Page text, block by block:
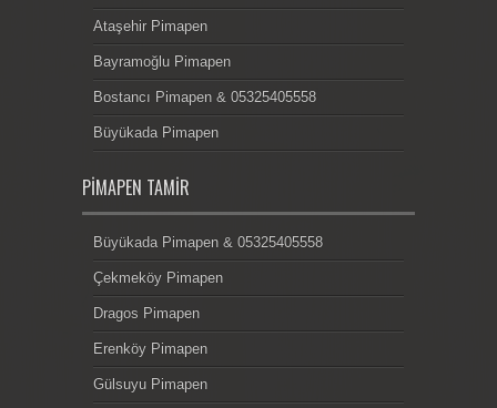
Ataşehir Pimapen
Bayramoğlu Pimapen
Bostancı Pimapen & 05325405558
Büyükada Pimapen
PIMAPEN TAMIR
Büyükada Pimapen & 05325405558
Çekmeköy Pimapen
Dragos Pimapen
Erenköy Pimapen
Gülsuyu Pimapen